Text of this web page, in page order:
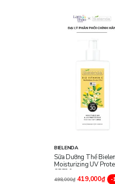
BIELENDA
Sữa Dưỡng Thể
Moisturizing UV
SPF30
498,000₫ 419,000₫ -